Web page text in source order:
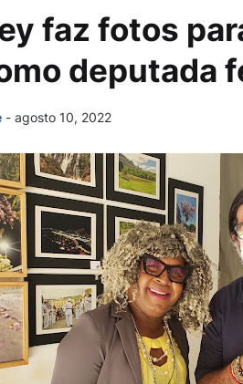
faz fotos
deputada
- agosto 10, 2022